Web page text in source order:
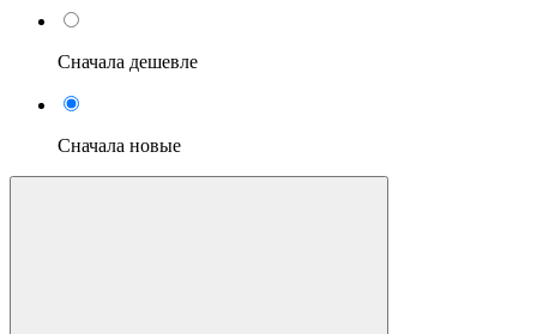
Сначала дешевле
Сначала новые